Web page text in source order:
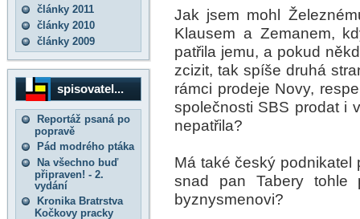
články 2011
články 2010
články 2009
spisovatel...
Reportáž psaná po
popravě
Pád modrého ptáka
Na všechno buď
připraven! - 2.
vydání
Kronika Bratrstva
Kočkovy pracky
Jak jsem mohl
Klausem a Zemanem,
patřila jemu, a pokud
zcizit, tak spíše druhá
rámci prodeje Novy,
společnosti SBS prodat i
nepatřila?
Má také český podnikatel
snad pan Tabery tohle
byznysmenovi?